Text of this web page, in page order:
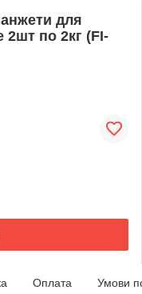
для
2шт по 2кг (FI-
Оплата Умови